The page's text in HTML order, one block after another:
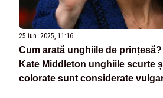
25 iun. 2025, 11:16
Cum arată unghiile de
Kate Middleton unghiile scurte
colorate sunt considerate